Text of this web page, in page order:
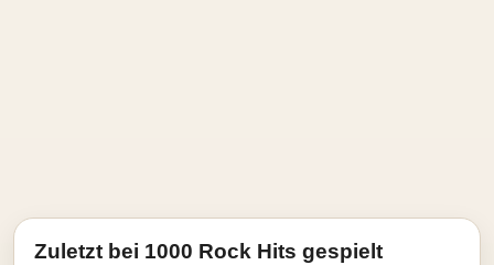
Zuletzt bei 1000 Rock Hits gespielt